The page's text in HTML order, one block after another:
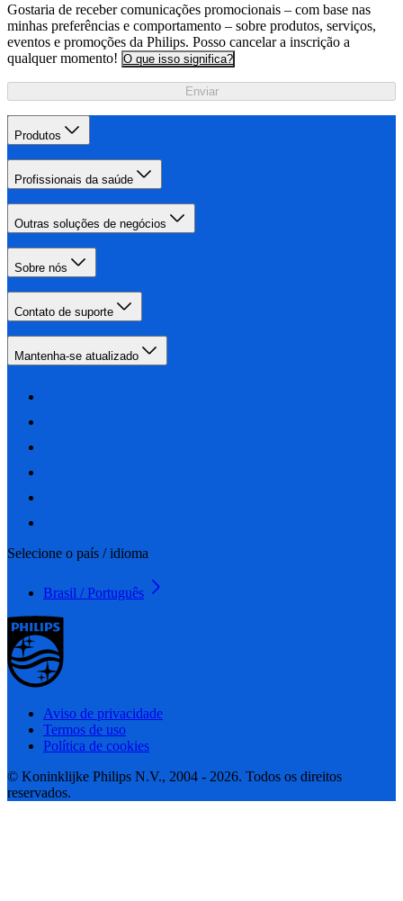
Gostaria de receber comunicações promocionais – com base nas
minhas preferências e comportamento – sobre produtos, serviços,
eventos e promoções da Philips. Posso cancelar a inscrição a
qualquer momento! O que isso significa?
Enviar
Produtos
Profissionais da saúde
Outras soluções de negócios
Sobre nós
Contato de suporte
Mantenha-se atualizado
Selecione o país / idioma
Brasil / Português
Aviso de privacidade
Termos de uso
Política de cookies
© Koninklijke Philips N.V., 2004 - 2026. Todos os direitos
reservados.